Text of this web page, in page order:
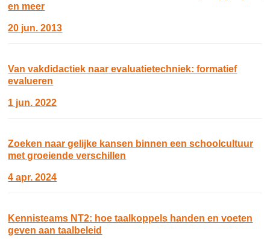
en meer
20 jun. 2013
Van vakdidactiek naar evaluatietechniek: formatief
evalueren
1 jun. 2022
Zoeken naar gelijke kansen binnen een schoolcultuur
met groeiende verschillen
4 apr. 2024
Kennisteams NT2: hoe taalkoppels handen en voeten
geven aan taalbeleid